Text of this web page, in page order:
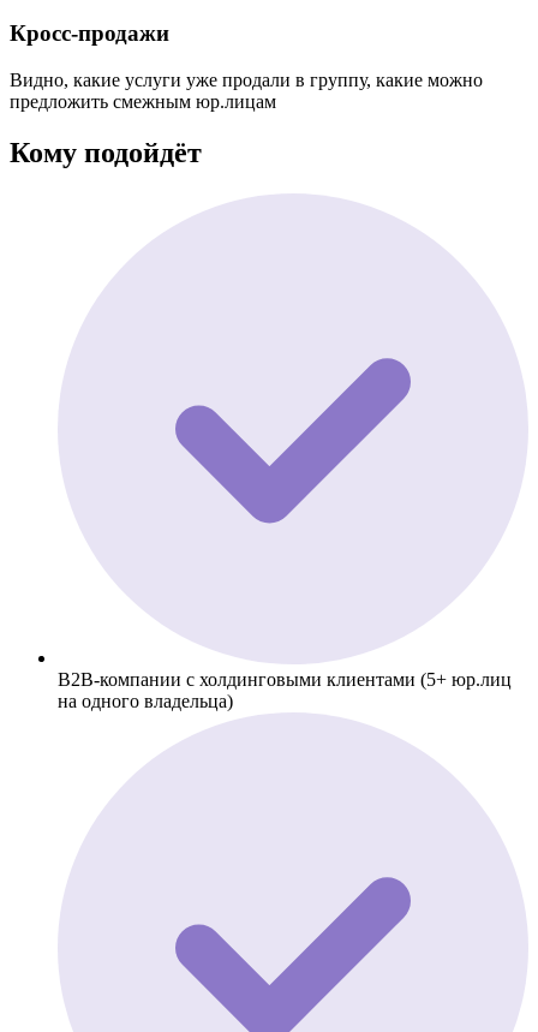
Кросс-продажи
Видно, какие услуги уже продали в группу, какие можно
предложить смежным юр.лицам
Кому подойдёт
B2B-компании с холдинговыми клиентами (5+ юр.лиц
на одного владельца)